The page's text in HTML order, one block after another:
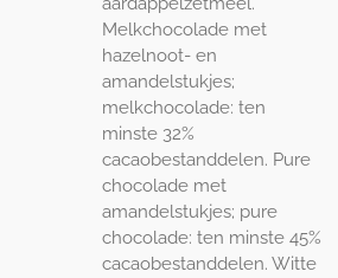
Melkchocolade met
hazelnoot- en
amandelstukjes;
melkchocolade: ten
minste 32%
cacaobestanddelen. Pure
chocolade met
amandelstukjes; pure
chocolade: ten minste 45%
cacaobestanddelen. Witte